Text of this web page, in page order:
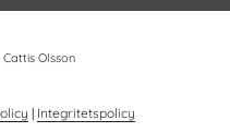
Olsson
| Integritetspolicy